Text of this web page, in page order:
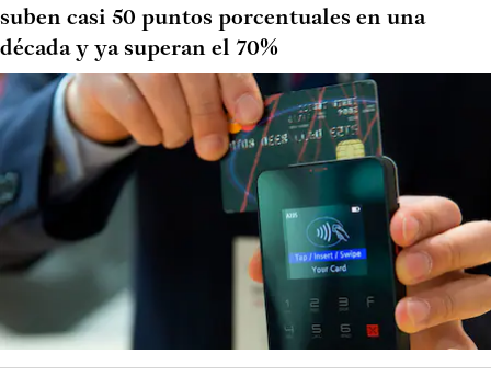
suben casi 50 puntos porcentuales en una
década y ya superan el 70%